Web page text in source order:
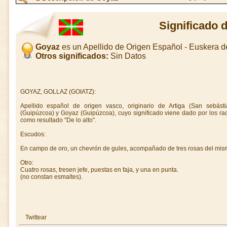
Significado
Goyazes un Apellido de Origen Español - Euskera
Otros significados: Sin Datos
GOYAZ, GOLLAZ (GOIATZ):
Apellido español de origen vasco, originario de Artiga (San
(Guipúzcoa) y Goyaz (Guipúzcoa), cuyo significado viene dado por los
como resultado "De lo alto".
Escudos:
En campo de oro, un chevrón de gules, acompañado de tres rosas del
Otro:
Cuatro rosas, tresen jefe, puestas en faja, y una en punta.
(no constan esmaltes).
Twittear